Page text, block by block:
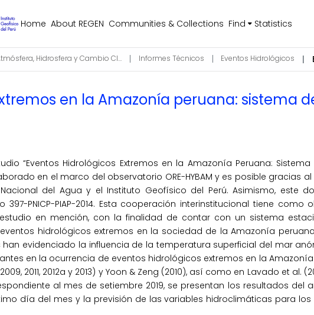
Home About REGEN Communities & Collections Find Statistics
Ciencias de la Atmósfera, Hidrosfera y Cambio Climático Informes Técnicos Eventos Hidrológicos
en la Amazonía peruana: sistema
“Eventos Hidrológicos Extremos en la Amazonía Peruana: Sistema
en el marco del observatorio ORE-HYBAM y es posible gracias
del Agua y el Instituto Geofísico del Perú. Asimismo, este
PNICP-PIAP-2014. Esta cooperación interinstitucional tiene como
en mención, con la finalidad de contar con un sistema
hidrológicos extremos en la sociedad de la Amazonía
evidenciado la influencia de la temperatura superficial del mar
en la ocurrencia de eventos hidrológicos extremos en la
2011, 2012a y 2013) y Yoon & Zeng (2010), así como en Lavado et al.
al mes de setiembre 2019, se presentan los resultados del
día del mes y la previsión de las variables hidroclimáticas para los